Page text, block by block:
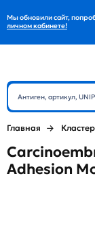
Мы обновили сайт,
личном кабинете!
Главная
Adhesion